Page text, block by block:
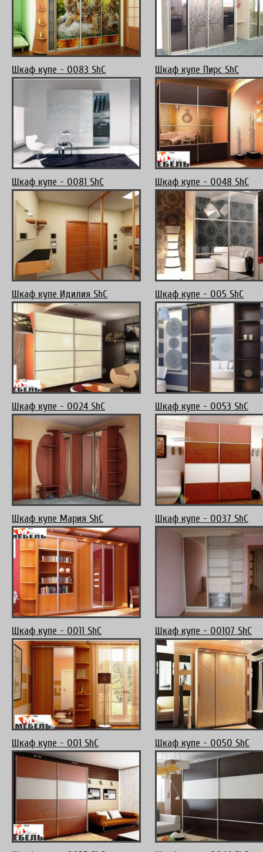
Шкаф купе - 0083 ShC Шкаф купе Пирс ShC
Шкаф купе - 0081 ShC Шкаф купе - 0048 ShC
Шкаф купе Идилия ShC Шкаф купе - 005 ShC
Шкаф купе - 0024 ShC Шкаф купе - 0053 ShC
Шкаф купе Мария ShC Шкаф купе - 0037 ShC
Шкаф купе - 0011 ShC Шкаф купе - 00107 ShC
Шкаф купе - 001 ShC Шкаф купе - 0050 ShC